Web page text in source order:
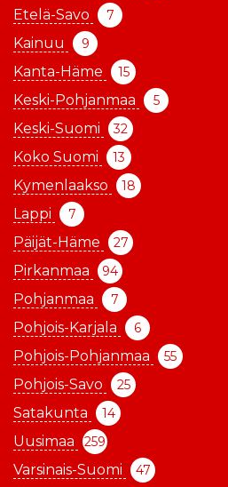
Etelä-Savo 7
Kainuu 9
Kanta-Häme 15
Keski-Pohjanmaa 5
Keski-Suomi 32
Koko Suomi 13
Kymenlaakso 18
Lappi 7
Päijät-Häme 27
Pirkanmaa 94
Pohjanmaa 7
Pohjois-Karjala 6
Pohjois-Pohjanmaa 55
Pohjois-Savo 25
Satakunta 14
Uusimaa 259
Varsinais-Suomi 47